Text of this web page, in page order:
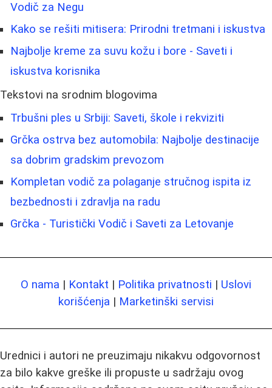
Vodič za Negu
Kako se rešiti mitisera: Prirodni tretmani i iskustva
Najbolje kreme za suvu kožu i bore - Saveti i
iskustva korisnika
Tekstovi na srodnim blogovima
Trbušni ples u Srbiji: Saveti, škole i rekviziti
Grčka ostrva bez automobila: Najbolje destinacije
sa dobrim gradskim prevozom
Kompletan vodič za polaganje stručnog ispita iz
bezbednosti i zdravlja na radu
Grčka - Turistički Vodič i Saveti za Letovanje
O nama | Kontakt | Politika privatnosti | Uslovi
korišćenja | Marketinški servisi
Urednici i autori ne preuzimaju nikakvu odgovornost
za bilo kakve greške ili propuste u sadržaju ovog